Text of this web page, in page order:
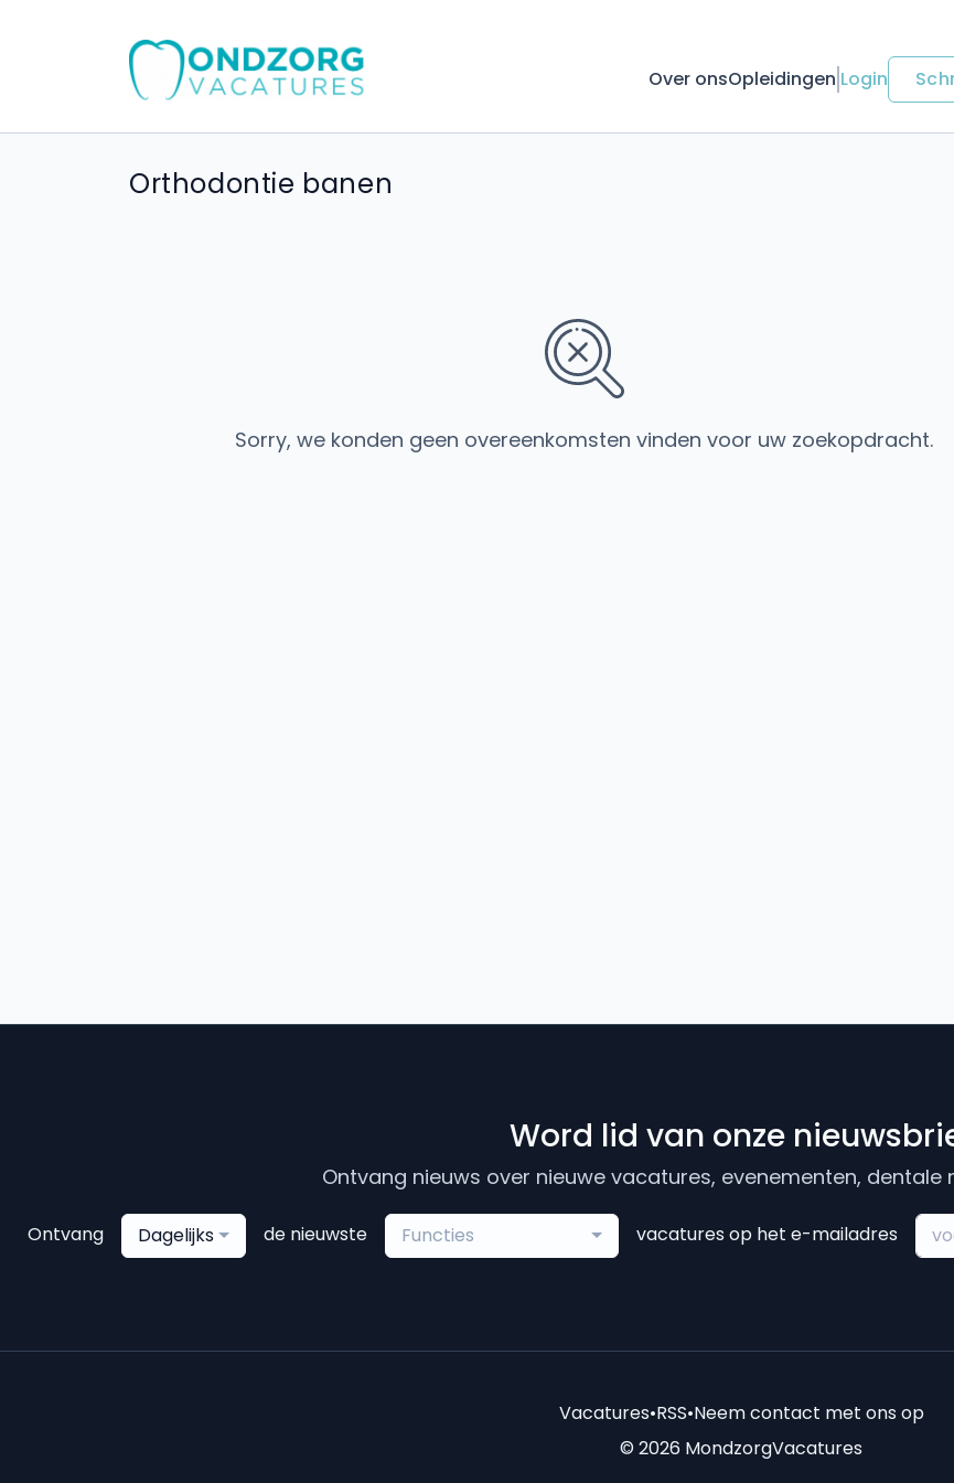
Over onsOpleidingen Login
Orthodontie banen
Sorry, we konden geen overeenkomsten vinden voor uw zoekopdracht.
Word lid van onze
Ontvang nieuws over nieuwe vacatures, evenementen, dentale
Ontvang Dagelijks de nieuwste Functies vacatures op het e-mailadres
Vacatures•RSS•Neem contact met ons op
© 2026 MondzorgVacatures